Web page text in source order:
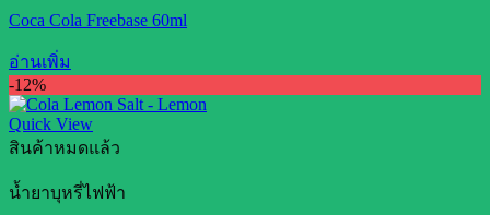
Coca Cola Freebase 60ml
อ่านเพิ่ม
-12%
Quick View
สินค้าหมดแล้ว
น้ำยาบุหรี่ไฟฟ้า